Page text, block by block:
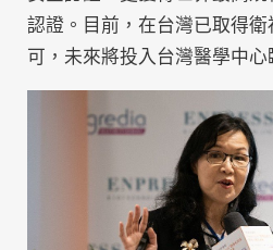
認證。目前，在台灣已取得
可，未來將投入台灣醫學中心